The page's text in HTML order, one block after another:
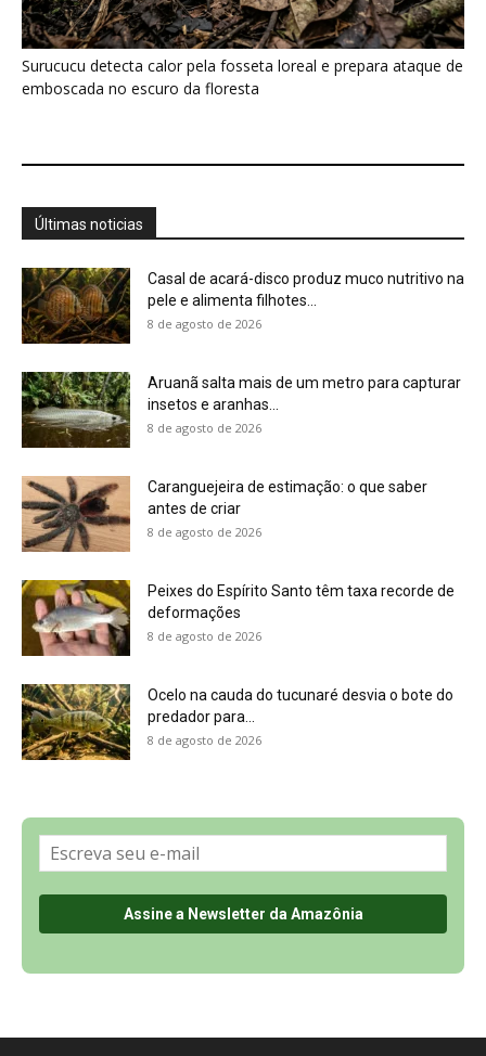
Surucucu detecta calor pela fosseta loreal e prepara ataque de
emboscada no escuro da floresta
Últimas noticias
Casal de acará-disco produz muco nutritivo na
pele e alimenta filhotes...
8 de agosto de 2026
Aruanã salta mais de um metro para capturar
insetos e aranhas...
8 de agosto de 2026
Caranguejeira de estimação: o que saber
antes de criar
8 de agosto de 2026
Peixes do Espírito Santo têm taxa recorde de
deformações
8 de agosto de 2026
Ocelo na cauda do tucunaré desvia o bote do
predador para...
8 de agosto de 2026